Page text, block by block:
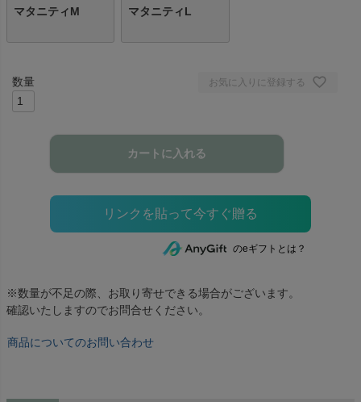
マタニティM
マタニティL
お気に入りに登録する
カートに入れる
のeギフトとは？
※数量が不足の際、お取り寄せできる場合がございます。
確認いたしますのでお問合せください。
商品についてのお問い合わせ